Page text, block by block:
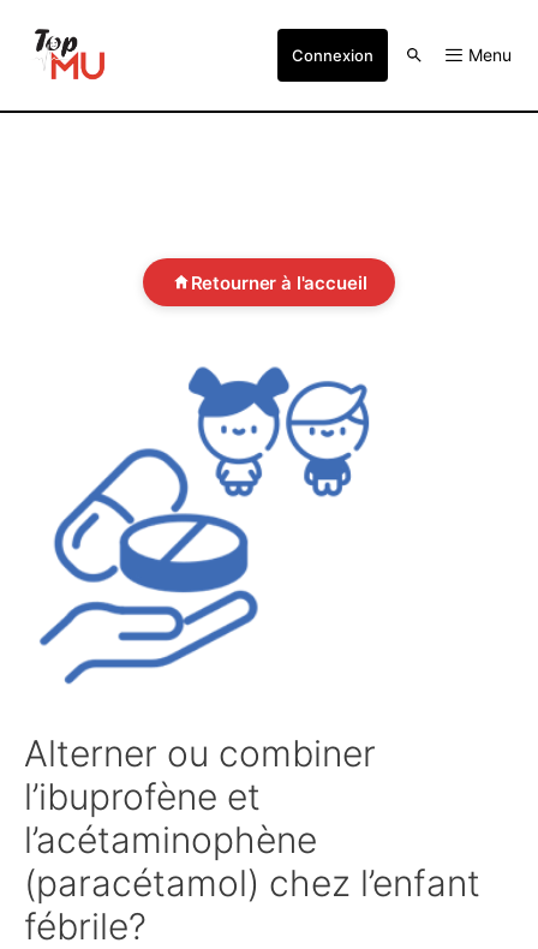
Connexion Menu
Retourner à l'accueil
Alterner ou combiner
l’ibuprofène et
l’acétaminophène
(paracétamol) chez l’enfant
fébrile?